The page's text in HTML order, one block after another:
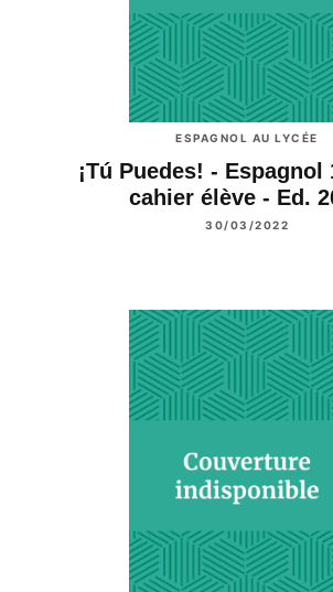
ESPAGNOL AU LYCÉE
¡Tú Puedes! - Espagnol
cahier élève - Ed.
30/03/2022